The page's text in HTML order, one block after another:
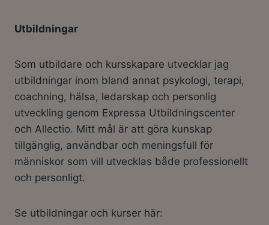
Utbildningar
Som utbildare och kursskapare utvecklar jag
utbildningar inom bland annat psykologi, terapi,
coachning, hälsa, ledarskap och personlig
utveckling genom Expressa Utbildningscenter
och Allectio. Mitt mål är att göra kunskap
tillgänglig, användbar och meningsfull för
människor som vill utvecklas både professionellt
och personligt.
Se utbildningar och kurser här: